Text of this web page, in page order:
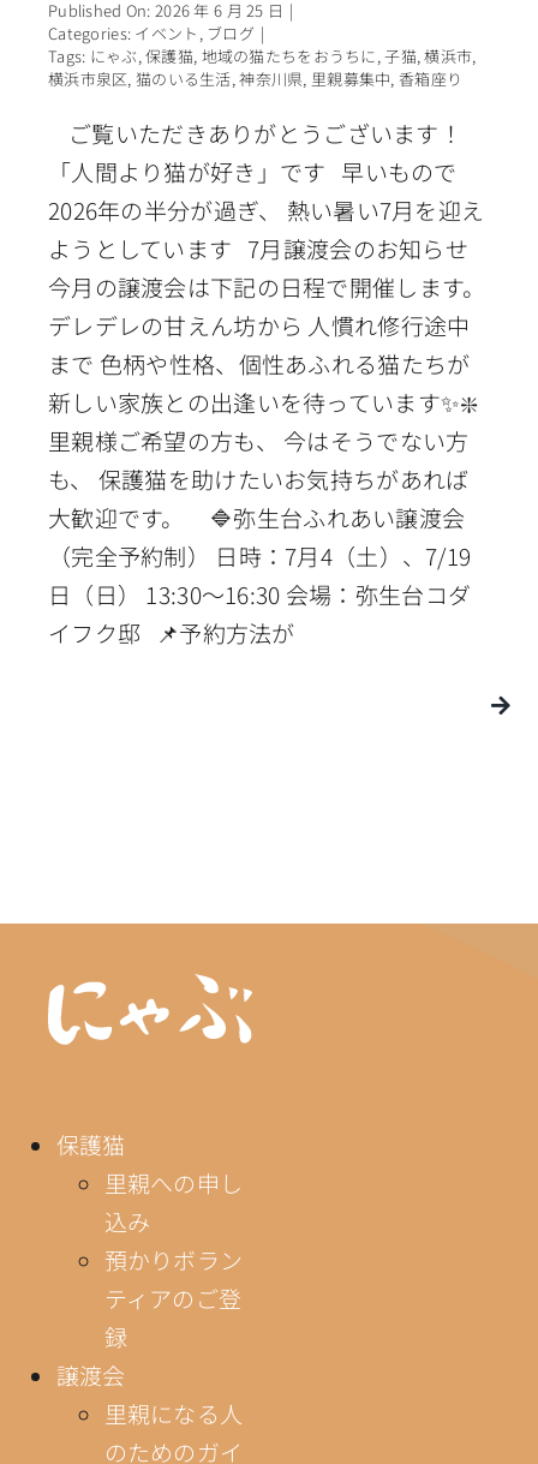
Published On: 2026 年 6 月 25 日 |
Categories: イベント , ブログ |
Tags: にゃぶ,保護猫, 地域の猫たちをおうちに,子猫,横浜市,
横浜市泉区, 猫のいる生活,神奈川県, 里親募集中,香箱座り
ご覧いただきありがとうございます！
「人間より猫が好き」です 早いもので
2026年の半分が過ぎ、 熱い暑い7月を迎え
ようとしています 7月譲渡会のお知らせ
今月の譲渡会は下記の日程で開催します。
デレデレの甘えん坊から 人慣れ修行途中
まで 色柄や性格、個性あふれる猫たちが
新しい家族との出逢いを待っています✨❇️
里親様ご希望の方も、 今はそうでない方
も、 保護猫を助けたいお気持ちがあれば
大歓迎です。 🔷弥生台ふれあい譲渡会
（完全予約制） 日時：7月4（土）、7/19
日（日） 13:30〜16:30 会場：弥生台コダ
イフク邸 📌予約方法が
保護猫
里親への申し
込み
預かりボラン
ティアのご登
録
譲渡会
里親になる人
のためのガイ